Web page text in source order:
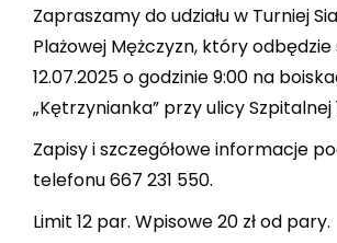
Zapraszamy do udziału w Turniej
Plażowej Mężczyzn, który odbędzie
12.07.2025 o godzinie 9:00 na
„Kętrzynianka” przy ulicy Szpitalnej
Zapisy i szczegółowe informacje
telefonu 667 231 550.
Limit 12 par. Wpisowe 20 zł od pary.